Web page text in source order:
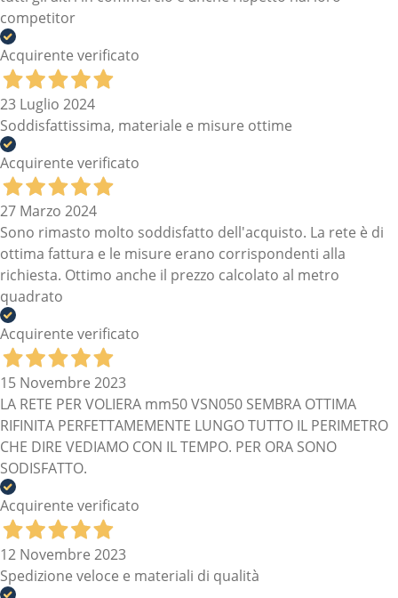
competitor
Acquirente verificato
23 Luglio 2024
Soddisfattissima, materiale e misure ottime
Acquirente verificato
27 Marzo 2024
Sono rimasto molto soddisfatto dell'acquisto. La rete è di
ottima fattura e le misure erano corrispondenti alla
richiesta. Ottimo anche il prezzo calcolato al metro
quadrato
Acquirente verificato
15 Novembre 2023
LA RETE PER VOLIERA mm50 VSN050 SEMBRA OTTIMA
RIFINITA PERFETTAMEMENTE LUNGO TUTTO IL PERIMETRO
CHE DIRE VEDIAMO CON IL TEMPO. PER ORA SONO
SODISFATTO.
Acquirente verificato
12 Novembre 2023
Spedizione veloce e materiali di qualità